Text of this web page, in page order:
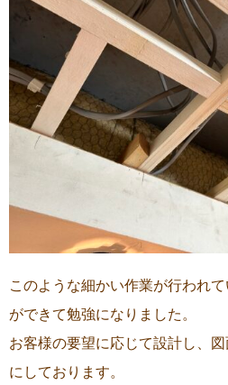
このような細かい作業が行われ
ができて勉強になりました。
お客様の要望に応じて設計し、
にしております。